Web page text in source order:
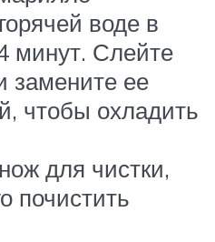
воде в
минут. Слейте
замените ее
чтобы охладить
для чистки,
почистить